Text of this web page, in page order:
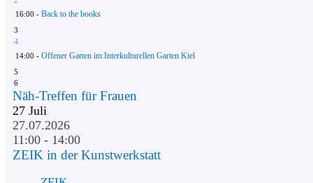
16:00 - Back to the books
3
4
14:00 - Offener Garten im Interkulturellen Garten Kiel
5
6
Näh-Treffen für Frauen
27 Juli
27.07.2026
11:00 - 14:00
ZEIK in der Kunstwerkstatt